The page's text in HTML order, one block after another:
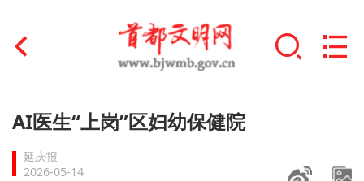
首页
文明创建
AI医生“上岗”区妇幼保健院
延庆报
2026-05-14